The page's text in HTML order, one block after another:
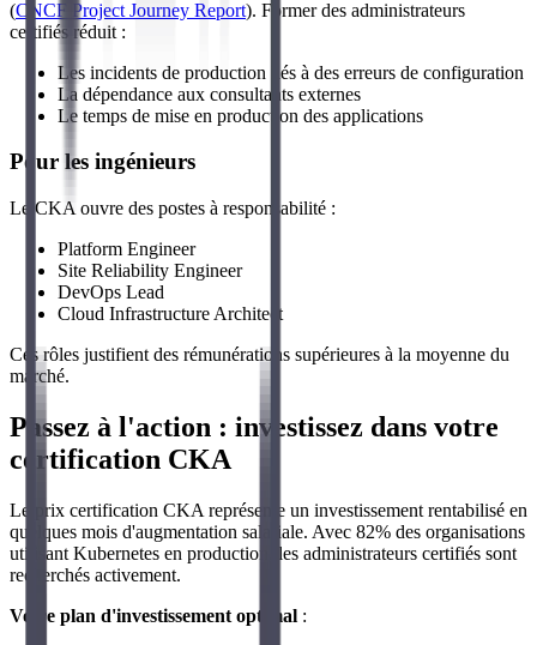
(CNCF Project Journey Report). Former des administrateurs
certifiés réduit :
Les incidents de production liés à des erreurs de configuration
La dépendance aux consultants externes
Le temps de mise en production des applications
Pour les ingénieurs
Le CKA ouvre des postes à responsabilité :
Platform Engineer
Site Reliability Engineer
DevOps Lead
Cloud Infrastructure Architect
Ces rôles justifient des rémunérations supérieures à la moyenne du
marché.
Passez à l'action : investissez dans votre
certification CKA
Le prix certification CKA représente un investissement rentabilisé en
quelques mois d'augmentation salariale. Avec 82% des organisations
utilisant Kubernetes en production, les administrateurs certifiés sont
recherchés activement.
Votre plan d'investissement optimal :